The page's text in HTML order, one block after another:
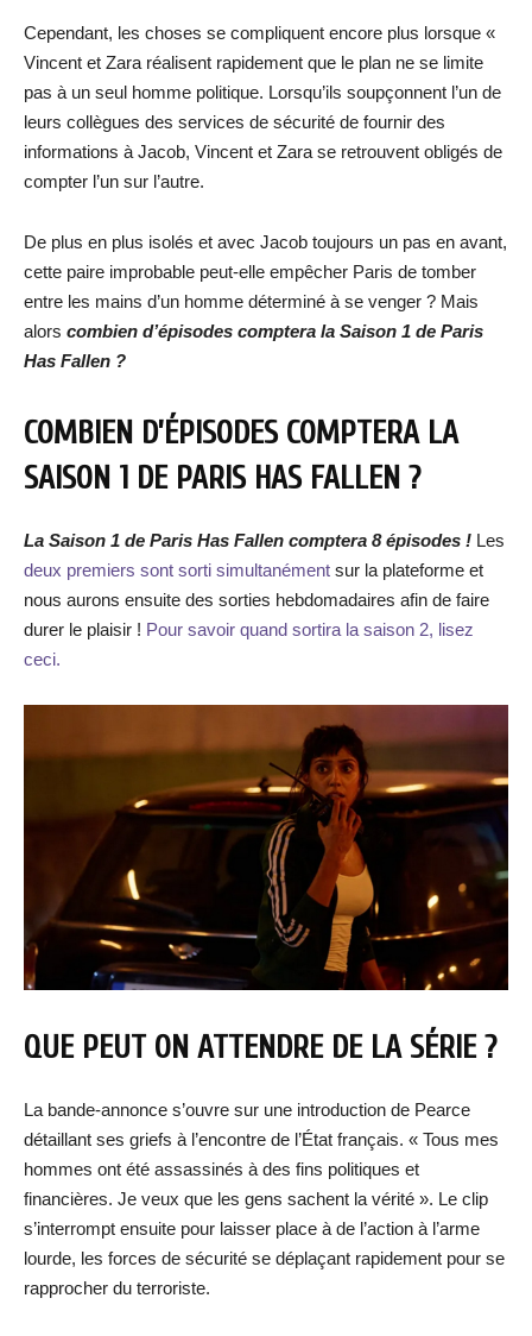
Cependant, les choses se compliquent encore plus lorsque «
Vincent et Zara réalisent rapidement que le plan ne se limite
pas à un seul homme politique. Lorsqu’ils soupçonnent l’un de
leurs collègues des services de sécurité de fournir des
informations à Jacob, Vincent et Zara se retrouvent obligés de
compter l’un sur l’autre.
De plus en plus isolés et avec Jacob toujours un pas en avant,
cette paire improbable peut-elle empêcher Paris de tomber
entre les mains d’un homme déterminé à se venger ? Mais
alors combien d’épisodes comptera la Saison 1 de Paris
Has Fallen ?
COMBIEN D’ÉPISODES COMPTERA LA
SAISON 1 DE PARIS HAS FALLEN ?
La Saison 1 de Paris Has Fallen comptera 8 épisodes ! Les
deux premiers sont sorti simultanément sur la plateforme et
nous aurons ensuite des sorties hebdomadaires afin de faire
durer le plaisir ! Pour savoir quand sortira la saison 2, lisez
ceci.
QUE PEUT ON ATTENDRE DE LA SÉRIE ?
La bande-annonce s’ouvre sur une introduction de Pearce
détaillant ses griefs à l’encontre de l’État français. « Tous mes
hommes ont été assassinés à des fins politiques et
financières. Je veux que les gens sachent la vérité ». Le clip
s’interrompt ensuite pour laisser place à de l’action à l’arme
lourde, les forces de sécurité se déplaçant rapidement pour se
rapprocher du terroriste.